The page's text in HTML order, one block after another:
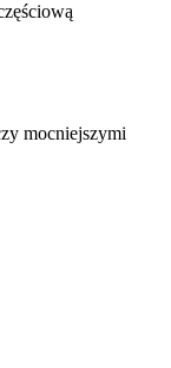
mocniejszymi